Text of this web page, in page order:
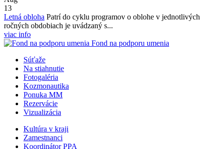
13
Letná obloha Patrí do cyklu programov o oblohe v jednotlivých
ročných obdobiach je uvádzaný s...
viac info
Fond na podporu umenia
Súťaže
Na stiahnutie
Fotogaléria
Kozmonautika
Ponuka MM
Rezervácie
Vizualizácia
Kultúra v kraji
Zamestnanci
Koordinátor PPA